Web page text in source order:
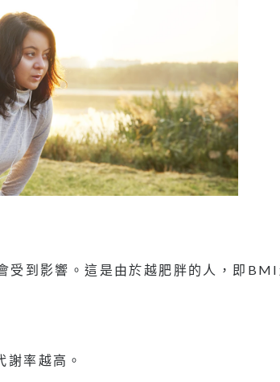
受到影響。這是由於越肥胖的人，即
謝率越高。